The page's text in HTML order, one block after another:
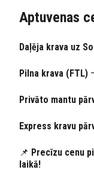
Aptuvenas
Daļēja krava uz
Pilna krava (FTL)
Privāto mantu
Express kravu
📌 Precīzu cenu
laikā!